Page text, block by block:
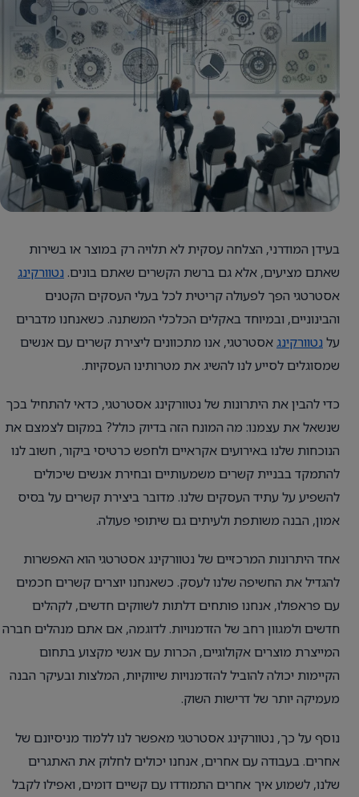
בעידן המודרני, הצלחה עסקית לא תלויה רק במוצר או בשירות
שאתם מציעים, אלא גם ברשת הקשרים שאתם בונים. נטוורקינג
אסטרטגי הפך לפעולה קריטית לכל בעלי העסקים הקטנים
והבינוניים, ובמיוחד באקלים הכלכלי המשתנה. כשאנחנו מדברים
על נטוורקינגאסטרטגי, אנו מתכוונים ליצירת קשרים עם אנשים
שמסוגלים לסייע לנו להשיג את מטרותינו העסקיות.
כדי להבין את היתרונות של נטוורקינג אסטרטגי, כדאי להתחיל בכך
שנשאל את עצמנו: מה המונח הזה בדיוק כולל? במקום לצמצם את
הנוכחות שלנו באירועים אקראיים ולחפש כרטיסי ביקור, חשוב לנו
להתמקד בבניית קשרים משמעותיים ובחירת אנשים שיכולים
להשפיע על עתיד העסקים שלנו. מדובר ביצירת קשרים על בסיס
אמון, הבנה משותפת ולעיתים גם שיתופי פעולה.
אחד היתרונות המרכזיים של נטוורקינג אסטרטגי הוא האפשרות
להגדיל את החשיפה שלנו לעסק. כשאנחנו יוצרים קשרים חכמים
עם פראפולו, אנחנו פותחים דלתות לשווקים חדשים, לקהלים
חדשים ולמגוון רחב של הזדמנויות. לדוגמה, אם אתם מנהלים חברה
המייצרת מוצרים אקולוגיים, הכרות עם אנשי מקצוע בתחום
הקיימות יכולה להוביל להזדמנויות שיווקיות, המלצות ובעיקר הבנה
מעמיקה יותר של דרישות השוק.
נוסף על כך, נטוורקינג אסטרטגי מאפשר לנו ללמוד מניסיונם של
אחרים. בעבודה עם אחרים, אנחנו יכולים לחלוק את האתגרים
שלנו, לשמוע איך אחרים התמודדו עם קשיים דומים, ואפילו לקבל